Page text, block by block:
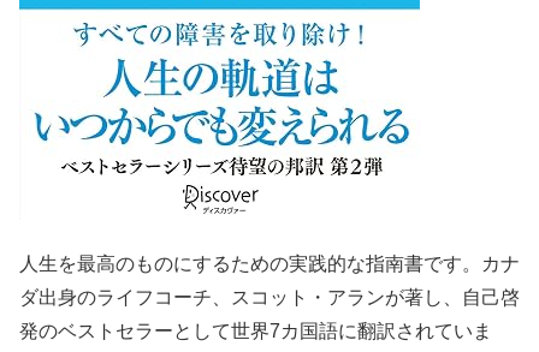
人生を最高のものにするための実践的な指南書です。カナ
ダ出身のライフコーチ、スコット・アランが著し、自己啓
発のベストセラーとして世界7カ国語に翻訳されていま